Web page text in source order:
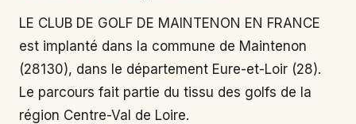
LE CLUB DE GOLF DE MAINTENON EN FRANCE
est implanté dans la commune de Maintenon
(28130), dans le département Eure-et-Loir (28).
Le parcours fait partie du tissu des golfs de la
région Centre-Val de Loire.